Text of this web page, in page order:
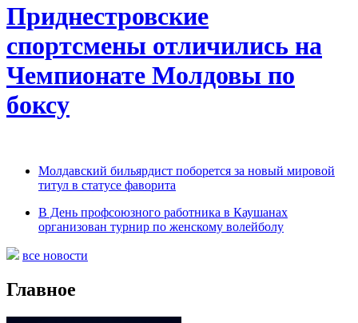
Приднестровские
спортсмены отличились на
Чемпионате Молдовы по
боксу
Молдавский бильярдист поборется за новый мировой
титул в статусе фаворита
В День профсоюзного работника в Каушанах
организован турнир по женскому волейболу
все новости
Главное